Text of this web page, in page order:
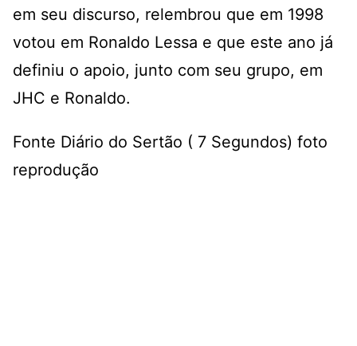
em seu discurso, relembrou que em 1998
votou em Ronaldo Lessa e que este ano já
definiu o apoio, junto com seu grupo, em
JHC e Ronaldo.
Fonte Diário do Sertão ( 7 Segundos) foto
reprodução